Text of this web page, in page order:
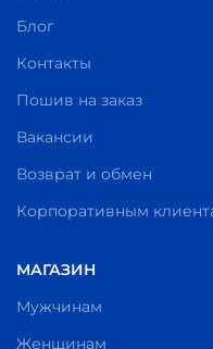
Блог
Контакты
Пошив на заказ
Вакансии
Возврат и обмен
Корпоративным
МАГАЗИН
Мужчинам
Женщинам